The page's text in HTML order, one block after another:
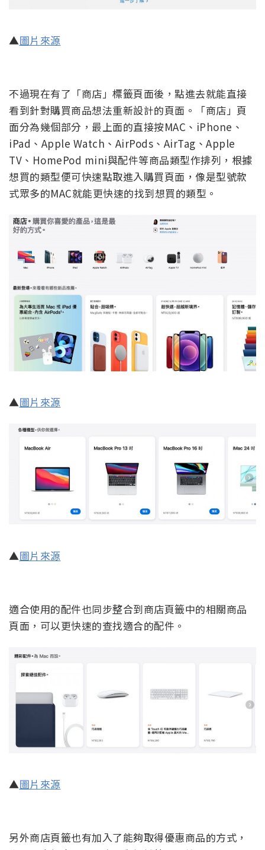
▲圖片來源
不過現在有了「商店」標籤頁面後，點進去就能直接
看到針對購買商品想法重新設計的頁面。「商店」頁
面分為幾個部分，最上面的直接按MAC、iPhone、
iPad、Apple Watch、AirPods、AirTag、Apple
TV、HomePod mini與配件等商品類型作排列，根據
想買的類型便可快速點取進入購買頁面，像是型號款
式眾多的MAC就能更快速的找到想買的類型。
▲圖片來源
▲圖片來源
適合使用的配件也同步整合到商店頁籤中的相關商品
頁面，可以更快速的查找適合的配件。
▲圖片來源
另外商店頁籤也有加入了能夠取得優惠商品的方式，